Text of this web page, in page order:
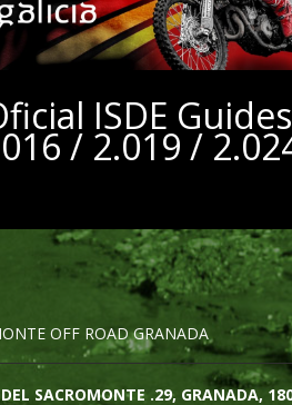
ISDE Guides
/ 2.019 /
OFF ROAD GRANADA
SACROMONTE .29, GRANADA,